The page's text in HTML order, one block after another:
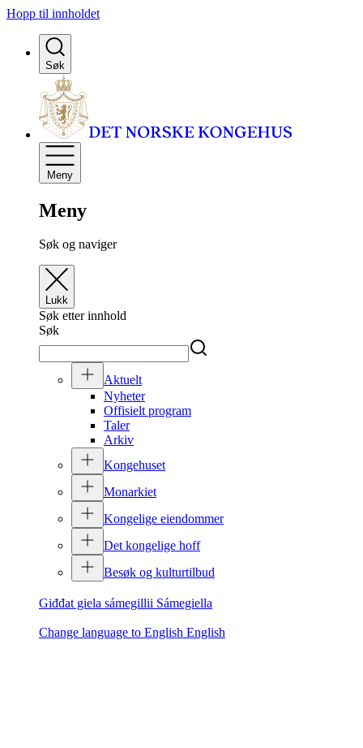
Hopp til innholdet
Søk
Meny
Meny
Søk og naviger
Lukk
Søk etter innhold
Søk
Aktuelt
Nyheter
Offisielt program
Taler
Arkiv
Kongehuset
Monarkiet
Kongelige eiendommer
Det kongelige hoff
Besøk og kulturtilbud
Giđđat giela sámegillii Sámegiella
Change language to English English